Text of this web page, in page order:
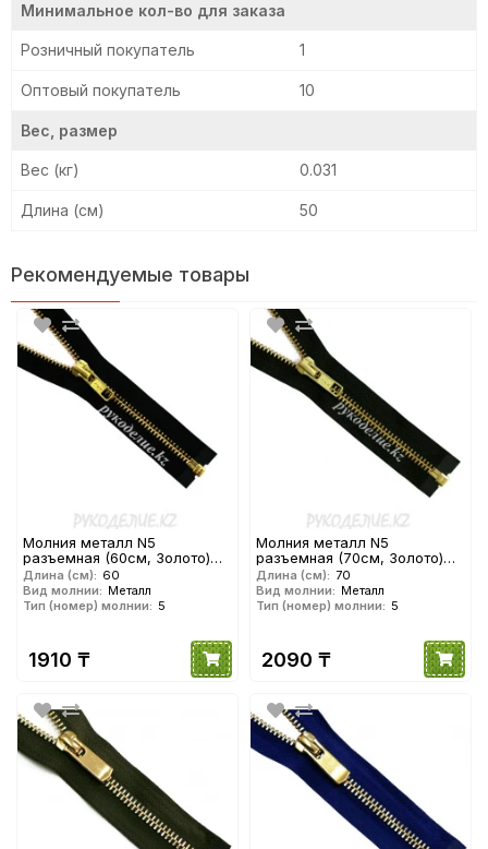
Минимальное кол-во для заказа
Розничный покупатель 1
Оптовый покупатель 10
Вес, размер
Вес (кг) 0.031
Длина (см) 50
Рекомендуемые товары
Молния металл N5
разъемная (60см, Золото)
YKK
Длина (см): 60
Вид молнии: Металл
Тип (номер) молнии: 5
1910 ₸
Молния металл N5
разъемная (70см, Золото)
YKK
Длина (см): 70
Вид молнии: Металл
Тип (номер) молнии: 5
2090 ₸